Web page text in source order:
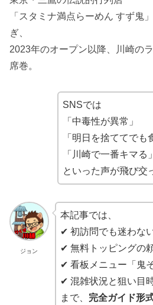
「スタミナ満点らーめん すず鬼
ぎ、
2023年のオープン以降、川崎の
席巻。
SNSでは
「中毒性が異常」
「明日を捨ててでも
「川崎で一番キマる」
といった声が飛び交
ジョン
本記事では、
✔ 初訪問でも迷わな
✔ 無料トッピングの
✔ 看板メニュー「鬼
✔ 混雑状況と狙い目
まで、 完全ガイド形